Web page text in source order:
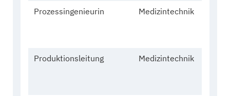
Prozessingenieurin Medizintechnik
Produktionsleitung Medizintechnik